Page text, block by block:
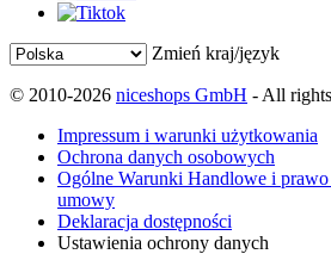
Zmień kraj/język
© 2010-2026 niceshops GmbH - All
Impressum i warunki użytkowania
Ochrona danych osobowych
Ogólne Warunki Handlowe i prawo
umowy
Deklaracja dostępności
Ustawienia ochrony danych